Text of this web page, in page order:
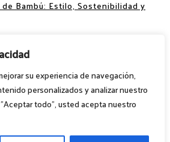
su experiencia de navegación,
personalizados y analizar nuestro
todo", usted acepta nuestro
Bambú: Estilo, Sostenibilidad y
Ideas Creativas para
@2024 – Todos los
1MILLONIDEAS.COM